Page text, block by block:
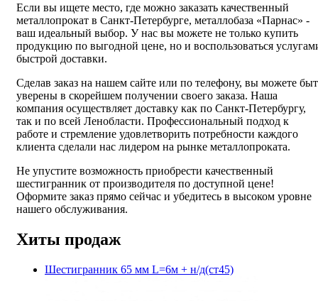
Если вы ищете место, где можно заказать качественный
металлопрокат в Санкт-Петербурге, металлобаза «Парнас» -
ваш идеальный выбор. У нас вы можете не только купить
продукцию по выгодной цене, но и воспользоваться
быстрой доставки.
Сделав заказ на нашем сайте или по телефону, вы можете
уверены в скорейшем получении своего заказа. Наша
компания осуществляет доставку как по Санкт-Петербургу,
так и по всей Ленобласти. Профессиональный подход к
работе и стремление удовлетворить потребности каждого
клиента сделали нас лидером на рынке металлопроката.
Не упустите возможность приобрести качественный
шестигранник от производителя по доступной цене!
Оформите заказ прямо сейчас и убедитесь в высоком уровне
нашего обслуживания.
Хиты продаж
Шестигранник 65 мм L=6м + н/д(ст45)